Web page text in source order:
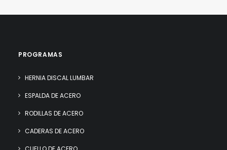
PROGRAMAS
HERNIA DISCAL LUMBAR
ESPALDA DE ACERO
RODILLAS DE ACERO
CADERAS DE ACERO